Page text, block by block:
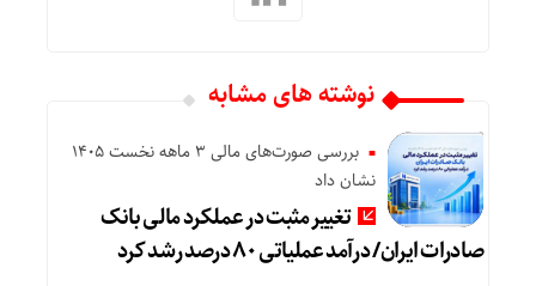
نوشته های مشابه
بررسی صورت‌های مالی 3 ماهه نخست 1405
نشان داد
تغییر مثبت در عملکرد مالی بانک
صادرات ایران/ درآمد عملیاتی ۸۰ درصد رشد کرد